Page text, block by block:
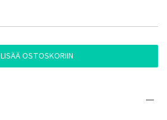
LISÄÄ OSTOSKORIIN